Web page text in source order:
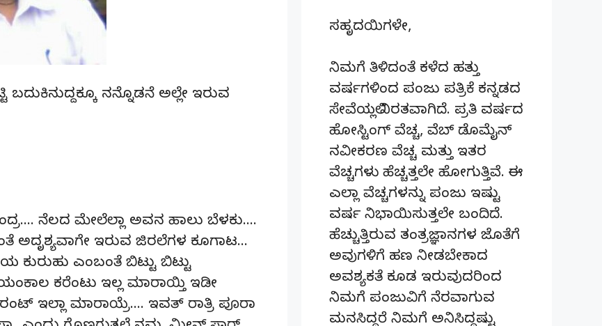
ನನ್ನೊಡನೆ ಅಲ್ಲೇ ಇರುವ
ನೆಲದ ಮೇಲೆಲ್ಲಾ ಅವನ ಹಾಲು ಬೆಳಕು….
ಇರುವ ಜಿರಲೆಗಳ ಕೂಗಾಟ…
ಎಂಬಂತೆ ಬಿಟ್ಟು ಬಿಟ್ಟು
ಕರೆಂಟು ಇಲ್ಲ ಮಾರಾಯ್ತಿ ಇಡೀ
ಇಲ್ಲಾ ಮಾರಾಯ್ರೆ…. ಇವತ್ ರಾತ್ರಿ ಪೂರಾ
ಸಹೃದಯಿಗಳೇ,
ನಿಮಗೆ ತಿಳಿದಂತೆ ಕಳೆದ ಹತ್ತು
ವರ್ಷಗಳಿಂದ ಪಂಜು ಪತ್ರಿಕೆ ಕನ್ನಡದ
ಸೇವೆಯಲ್ಲಿ ನಿರತವಾಗಿದೆ. ಪ್ರತಿ ವರ್ಷದ
ಹೋಸ್ಟಿಂಗ್‌ ವೆಚ್ಚ, ವೆಬ್‌ ಡೊಮೈನ್‌
ನವೀಕರಣ ವೆಚ್ಚ ಮತ್ತು ಇತರ
ವೆಚ್ಚಗಳು ಹೆಚ್ಚತ್ತಲೇ ಹೋಗುತ್ತಿವೆ. ಈ
ಎಲ್ಲಾ ವೆಚ್ಚಗಳನ್ನು ಪಂಜು ಇಷ್ಟು
ವರ್ಷ ನಿಭಾಯಿಸುತ್ತಲೇ ಬಂದಿದೆ.
ಹೆಚ್ಚುತ್ತಿರುವ ತಂತ್ರಜ್ಞಾನಗಳ ಜೊತೆಗೆ
ಅವುಗಳಿಗೆ ಹಣ ನೀಡಬೇಕಾದ
ಅವಶ್ಯಕತೆ ಕೂಡ ಇರುವುದರಿಂದ
ನಿಮಗೆ ಪಂಜುವಿಗೆ ನೆರವಾಗುವ
ಮನಸಿದ್ದರೆ ನಿಮಗೆ ಅನಿಸಿದ್ದಷ್ಟು